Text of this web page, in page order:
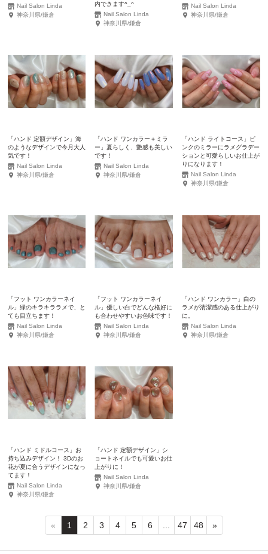
Nail Salon Linda
神奈川県/鎌倉
内できます^_^
Nail Salon Linda
神奈川県/鎌倉
Nail Salon Linda
神奈川県/鎌倉
「ハンド 定額デザイン」海
のようなデザインで今月大人
気です！
Nail Salon Linda
神奈川県/鎌倉
「ハンド ワンカラー＋ミラ
ー」夏らしく、艶感も美しい
です！
Nail Salon Linda
神奈川県/鎌倉
「ハンド ライトコース」ピ
ンクのミラーにラメグラデー
ションと可愛らしいお仕上が
りになります！
Nail Salon Linda
神奈川県/鎌倉
「フット ワンカラーネイ
ル」緑のキラキララメで、と
ても目立ちます！
Nail Salon Linda
神奈川県/鎌倉
「フット ワンカラーネイ
ル」優しい白でどんな格好に
も合わせやすいお色味です！
Nail Salon Linda
神奈川県/鎌倉
「ハンド ワンカラー」白の
ラメが清潔感のある仕上がり
に。
Nail Salon Linda
神奈川県/鎌倉
「ハンド ミドルコース」お
持ち込みデザイン！ 3Dのお
花が夏に合うデザインになっ
てます！
Nail Salon Linda
神奈川県/鎌倉
「ハンド 定額デザイン」シ
ョートネイルでも可愛いお仕
上がりに！
Nail Salon Linda
神奈川県/鎌倉
« 1 2 3 4 5 6 ... 47 48 »